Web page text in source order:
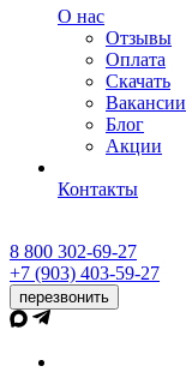
О нас
Отзывы
Оплата
Скачать
Вакансии
Блог
Акции
Контакты
8 800 302-69-27
+7 (903) 403-59-27
перезвонить